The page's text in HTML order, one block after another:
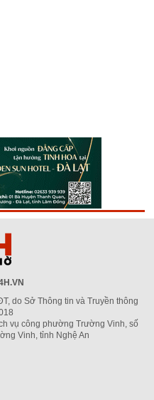
do Sở Thông tin và Truyền thông
vụ công phường Trường Vinh, số
Vinh, tỉnh Nghệ An